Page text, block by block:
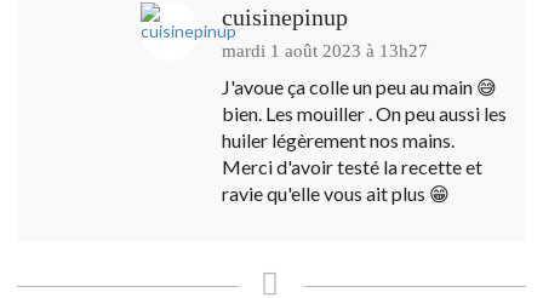
cuisinepinup
mardi 1 août 2023 à 13h27
J'avoue ça colle un peu au main 😅
bien. Les mouiller . On peu aussi les
huiler légèrement nos mains.
Merci d'avoir testé la recette et
ravie qu'elle vous ait plus 😁